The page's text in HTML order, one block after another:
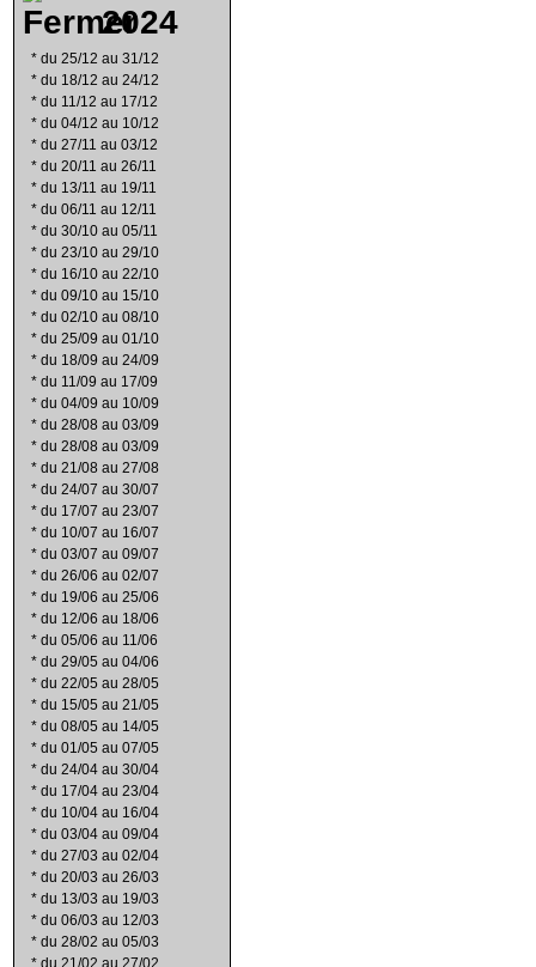
2024
* du 25/12 au 31/12
* du 18/12 au 24/12
* du 11/12 au 17/12
* du 04/12 au 10/12
* du 27/11 au 03/12
* du 20/11 au 26/11
* du 13/11 au 19/11
* du 06/11 au 12/11
* du 30/10 au 05/11
* du 23/10 au 29/10
* du 16/10 au 22/10
* du 09/10 au 15/10
* du 02/10 au 08/10
* du 25/09 au 01/10
* du 18/09 au 24/09
* du 11/09 au 17/09
* du 04/09 au 10/09
* du 28/08 au 03/09
* du 28/08 au 03/09
* du 21/08 au 27/08
* du 24/07 au 30/07
* du 17/07 au 23/07
* du 10/07 au 16/07
* du 03/07 au 09/07
* du 26/06 au 02/07
* du 19/06 au 25/06
* du 12/06 au 18/06
* du 05/06 au 11/06
* du 29/05 au 04/06
* du 22/05 au 28/05
* du 15/05 au 21/05
* du 08/05 au 14/05
* du 01/05 au 07/05
* du 24/04 au 30/04
* du 17/04 au 23/04
* du 10/04 au 16/04
* du 03/04 au 09/04
* du 27/03 au 02/04
* du 20/03 au 26/03
* du 13/03 au 19/03
* du 06/03 au 12/03
* du 28/02 au 05/03
* du 21/02 au 27/02